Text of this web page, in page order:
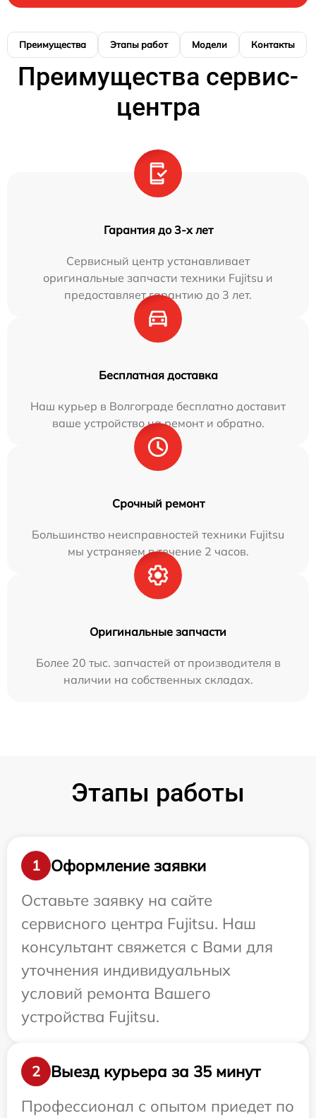
Преимущества Этапы работ Модели Контакты
Преимущества сервис-
центра
Гарантия до 3-х лет
Сервисный центр устанавливает
оригинальные запчасти техники Fujitsu и
предоставляет гарантию до 3 лет.
Бесплатная доставка
Наш курьер в Волгограде бесплатно доставит
ваше устройство на ремонт и обратно.
Срочный ремонт
Большинство неисправностей техники Fujitsu
мы устраняем в течение 2 часов.
Оригинальные запчасти
Более 20 тыс. запчастей от производителя в
наличии на собственных складах.
Этапы работы
1
Оформление заявки
Оставьте заявку на сайте
сервисного центра Fujitsu. Наш
консультант свяжется с Вами для
уточнения индивидуальных
условий ремонта Вашего
устройства Fujitsu.
2
Выезд курьера за 35 минут
Профессионал с опытом приедет по